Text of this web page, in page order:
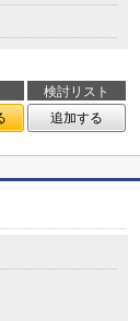
検討リスト
追加する